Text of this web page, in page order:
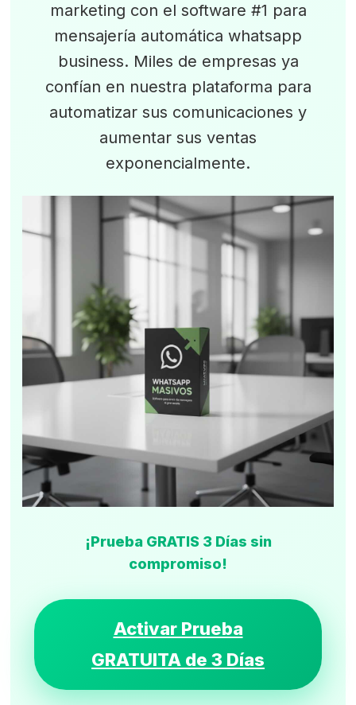
marketing con el software #1 para
mensajería automática whatsapp
business. Miles de empresas ya
confían en nuestra plataforma para
automatizar sus comunicaciones y
aumentar sus ventas
exponencialmente.
¡Prueba GRATIS 3 Días sin
compromiso!
Activar Prueba
GRATUITA de 3 Días